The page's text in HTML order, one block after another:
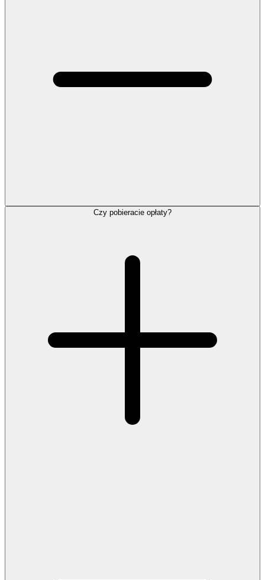
Czy pobieracie opłaty?